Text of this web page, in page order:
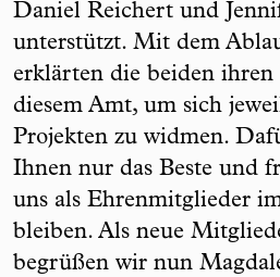
Daniel Reichert und
unterstützt. Mit dem
erklärten die beiden
diesem Amt, um sich
Projekten zu widmen.
Ihnen nur das Beste und
uns als Ehrenmitglieder
bleiben. Als neue
begrüßen wir nun